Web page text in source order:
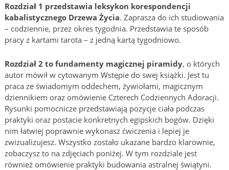
Rozdział 1 przedstawia leksykon korespondencji
kabalistycznego Drzewa Życia. Zaprasza do ich studiowania
– codziennie, przez okres tygodnia. Przedstawia te sposób
pracy z kartami tarota – z jedną kartą tygodniowo.
Rozdział 2 to fundamenty magicznej piramidy, o których
autor mówił w cytowanym Wstępie do swej książki. Jest tu
praca ze świadomym oddechem, żywiołami, magicznym
dziennikiem oraz omówienie Czterech Codziennych Adoracji.
Rysunki pomocnicze przedstawiają pozycje ciała podczas
praktyki oraz postacie konkretnych egipskich bogów. Dzięki
nim łatwiej poprawnie wykonasz ćwiczenia i lepiej je
zwizualizujesz. Wszystko zostało ukazane bardzo klarownie,
zobaczysz to na zdjęciach poniżej. W tym rozdziale jest
również omówienie praktyki budowania astralnej świątyni.